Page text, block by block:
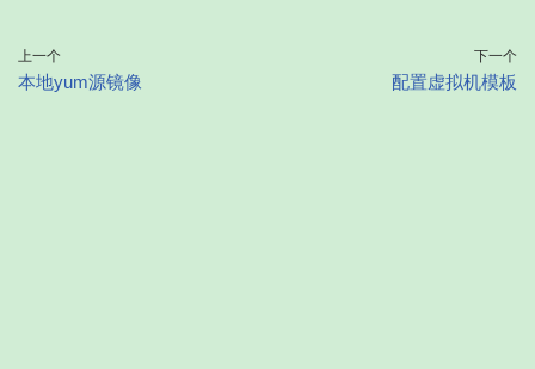
上一个
本地yum源镜像
下一个
配置虚拟机模板